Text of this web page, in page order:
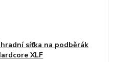
síťka na podběrák
XLF